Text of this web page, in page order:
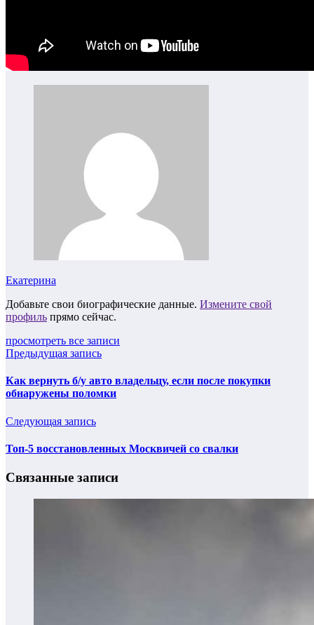
Екатерина
Добавьте свои биографические данные. Измените свой
профиль прямо сейчас.
просмотреть все записи
Предыдущая запись
Как вернуть б/у авто владельцу, если после покупки
обнаружены поломки
Следующая запись
Топ-5 восстановленных Москвичей со свалки
Связанные записи